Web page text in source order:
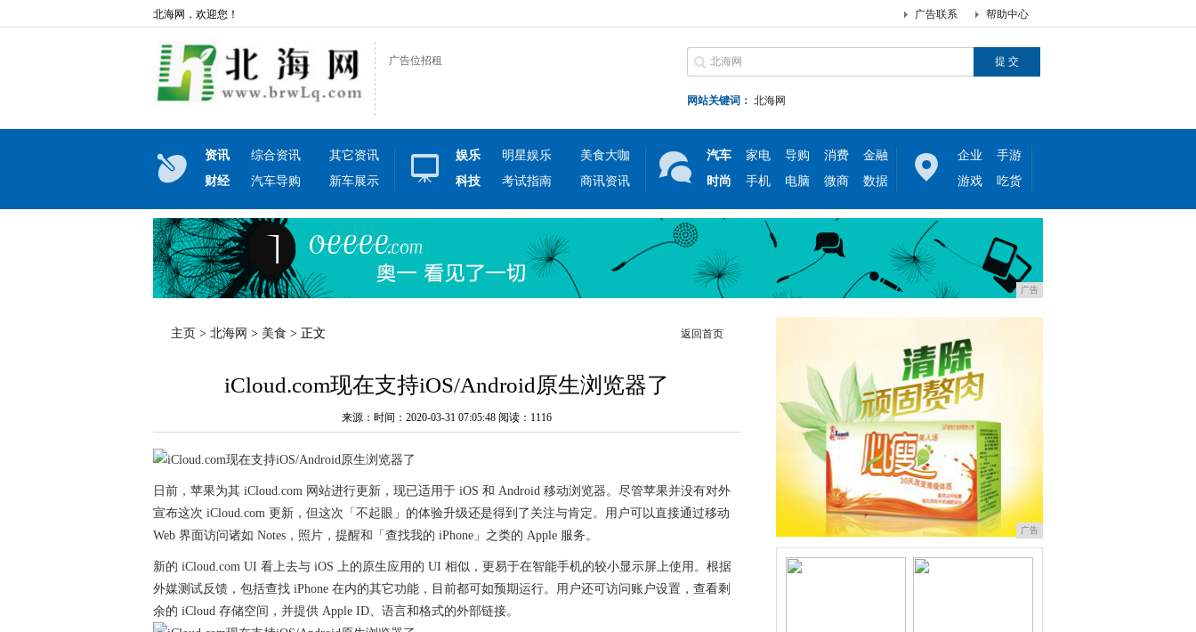
北海网，欢迎您！ 帮助中心
广告联系
广告位招租
网站关键词： 北海网
资讯 综合资讯
其它资讯
财经
汽车导购 新车展示
娱乐 明星娱乐
美食大咖
科技
考试指南 商讯资讯
汽车 家电 导购 消费
金融
时尚
手机 电脑 微商 数据
企业
手游
游戏
吃货
广告
主页 > 北海网 > 美食 > 正文 返回首页
iCloud.com现在支持iOS/Android原生浏览器了
来源：时间：2020-03-31 07:05:48 阅读：1116
日前，苹果为其 iCloud.com 网站进行更新，现已适用于 iOS 和 Android 移动浏览器。尽管苹果并没有对外
宣布这次 iCloud.com 更新，但这次「不起眼」的体验升级还是得到了关注与肯定。用户可以直接通过移动
Web 界面访问诸如 Notes，照片，提醒和「查找我的 iPhone」之类的 Apple 服务。
新的 iCloud.com UI 看上去与 iOS 上的原生应用的 UI 相似，更易于在智能手机的较小显示屏上使用。根据
外媒测试反馈，包括查找 iPhone 在内的其它功能，目前都可如预期运行。用户还可访问账户设置，查看剩
余的 iCloud 存储空间，并提供 Apple ID、语言和格式的外部链接。
广告